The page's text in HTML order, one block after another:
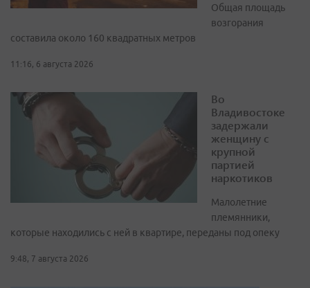
Общая площадь
возгорания
составила около 160 квадратных метров
11:16, 6 августа 2026
Во
Владивостоке
задержали
женщину с
крупной
партией
наркотиков
Малолетние
племянники,
которые находились с ней в квартире, переданы под опеку
9:48, 7 августа 2026